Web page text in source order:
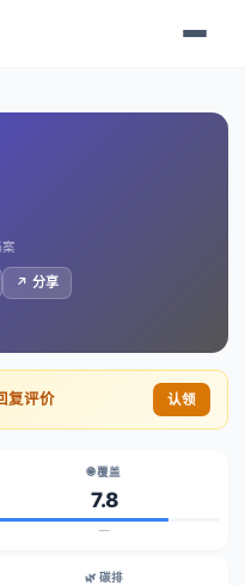
↗️ 分享
复评价 认领
🌐 覆盖
7.8
—
🌿 碳排